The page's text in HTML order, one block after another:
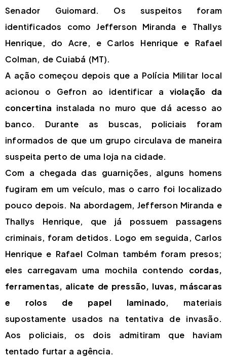
Senador Guiomard. Os suspeitos foram
identificados como Jefferson Miranda e Thallys
Henrique, do Acre, e Carlos Henrique e Rafael
Colman, de Cuiabá (MT).
A ação começou depois que a Polícia Militar local
acionou o Gefron ao identificar a violação da
concertina instalada no muro que dá acesso ao
banco. Durante as buscas, policiais foram
informados de que um grupo circulava de maneira
suspeita perto de uma loja na cidade.
Com a chegada das guarnições, alguns homens
fugiram em um veículo, mas o carro foi localizado
pouco depois. Na abordagem, Jefferson Miranda e
Thallys Henrique, que já possuem passagens
criminais, foram detidos. Logo em seguida, Carlos
Henrique e Rafael Colman também foram presos;
eles carregavam uma mochila contendo cordas,
ferramentas, alicate de pressão, luvas, máscaras
e rolos de papel laminado, materiais
supostamente usados na tentativa de invasão.
Aos policiais, os dois admitiram que haviam
tentado furtar a agência.